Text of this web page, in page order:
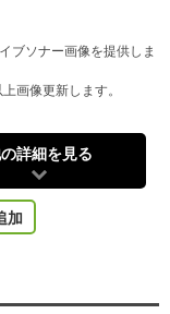
ブソナー画像を提供しま
画像更新します。
詳細を見る
加